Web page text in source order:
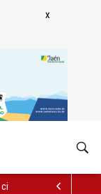
con 646